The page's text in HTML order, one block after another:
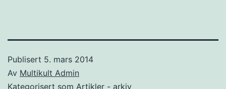
Publisert 5. mars 2014
Av Multikult Admin
Kategorisert som Artikler - arkiv